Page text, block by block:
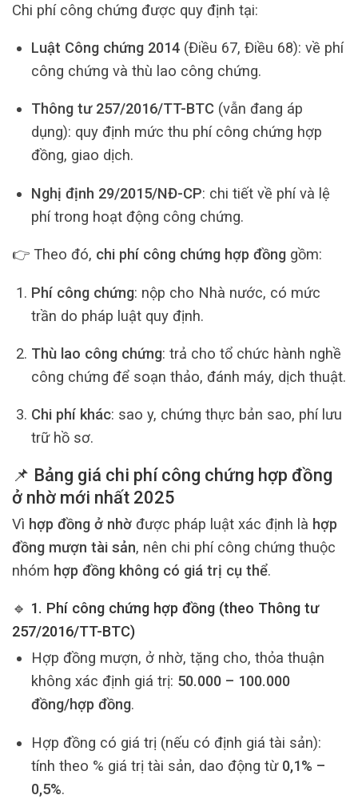
Chi phí công chứng được quy định tại:
Luật Công chứng 2014(Điều 67, Điều 68): về phí
công chứng và thù lao công chứng.
Thông tư 257/2016/TT-BTC(vẫn đang áp
dụng): quy định mức thu phí công chứng hợp
đồng, giao dịch.
Nghị định 29/2015/NĐ-CP: chi tiết về phí và lệ
phí trong hoạt động công chứng.
👉 Theo đó, chi phí công chứng hợp đồng gồm:
Phí công chứng: nộp cho Nhà nước, có mức
trần do pháp luật quy định.
Thù lao công chứng: trả cho tổ chức hành nghề
công chứng để soạn thảo, đánh máy, dịch thuật.
Chi phí khác: sao y, chứng thực bản sao, phí lưu
trữ hồ sơ.
📌 Bảng giá chi phí công chứng hợp đồng
ở nhờ mới nhất 2025
Vì hợp đồng ở nhờ được pháp luật xác định là hợp
đồng mượn tài sản, nên chi phí công chứng thuộc
nhóm hợp đồng không có giá trị cụ thể.
🔹 1. Phí công chứng hợp đồng (theo Thông tư
257/2016/TT-BTC)
Hợp đồng mượn, ở nhờ, tặng cho, thỏa thuận
không xác định giá trị: 50.000 – 100.000
đồng/hợp đồng.
Hợp đồng có giá trị (nếu có định giá tài sản):
tính theo % giá trị tài sản, dao động từ 0,1% –
0,5%.